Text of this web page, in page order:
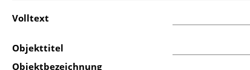
Volltext
Objekttitel
Objektbezeichnung